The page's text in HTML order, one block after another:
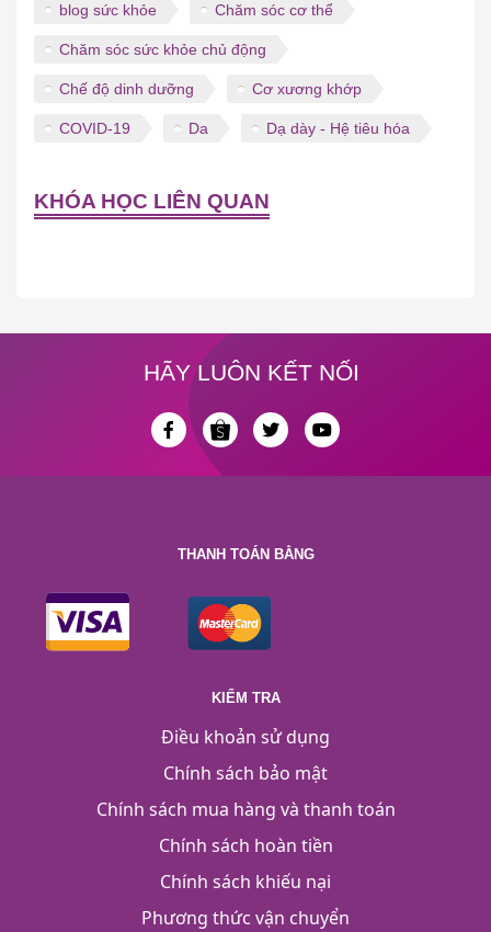
blog sức khỏe Chăm sóc cơ thể
Chăm sóc sức khỏe chủ động
Chế độ dinh dưỡng Cơ xương khớp
COVID-19 Da Dạ dày - Hệ tiêu hóa
KHÓA HỌC LIÊN QUAN
HÃY LUÔN KẾT NỐI
THANH TOÁN BẰNG
KIỂM TRA
Điều khoản sử dụng
Chính sách bảo mật
Chính sách mua hàng và thanh toán
Chính sách hoàn tiền
Chính sách khiếu nại
Phương thức vận chuyển